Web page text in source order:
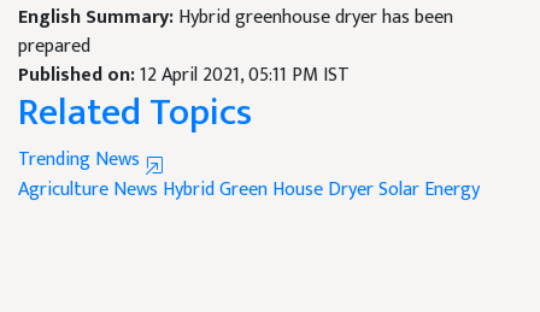
English Summary:Hybrid greenhouse dryer has been
prepared
Published on:12 April 2021, 05:11 PM IST
Related Topics
Trending News
Agriculture News Hybrid Green House DryerSolar Energy